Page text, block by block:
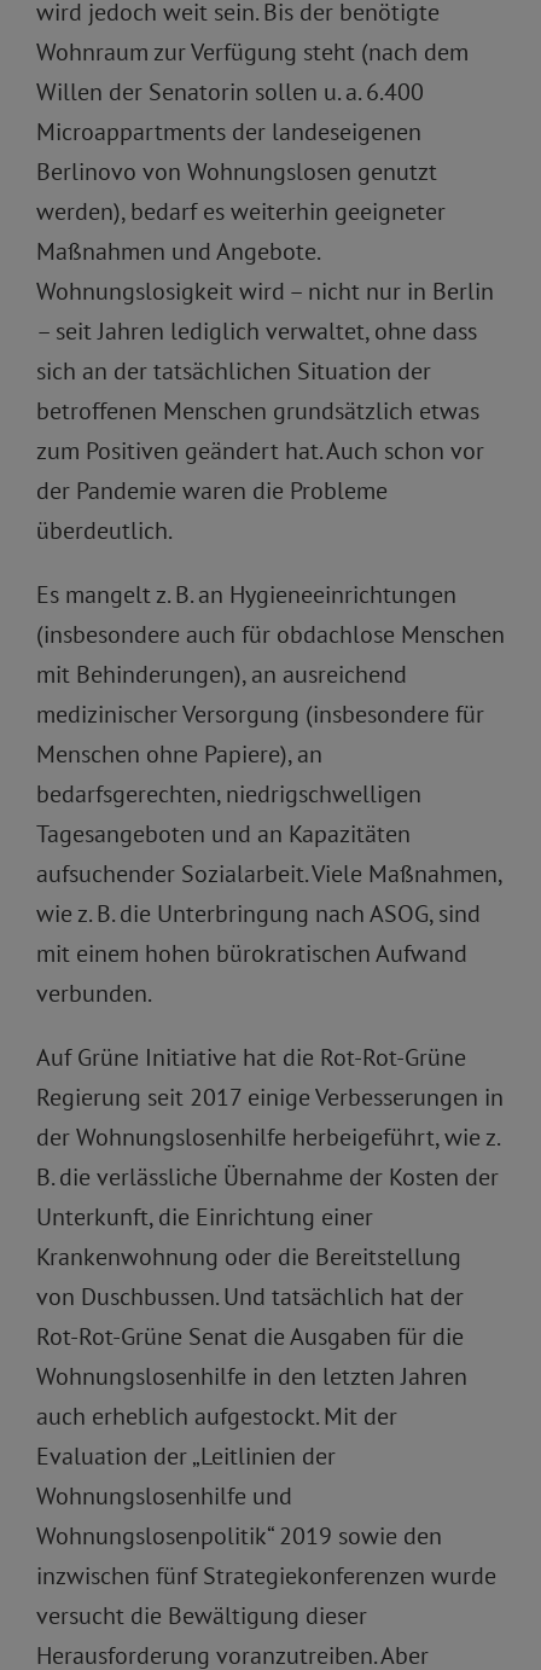
wird jedoch weit sein. Bis der benötigte
Wohnraum zur Verfügung steht (nach dem
Willen der Senatorin sollen u. a. 6.400
Microappartments der landeseigenen
Berlinovo von Wohnungslosen genutzt
werden), bedarf es weiterhin geeigneter
Maßnahmen und Angebote.
Wohnungslosigkeit wird – nicht nur in Berlin
– seit Jahren lediglich verwaltet, ohne dass
sich an der tatsächlichen Situation der
betroffenen Menschen grundsätzlich etwas
zum Positiven geändert hat. Auch schon vor
der Pandemie waren die Probleme
überdeutlich.
Es mangelt z. B. an Hygieneeinrichtungen
(insbesondere auch für obdachlose Menschen
mit Behinderungen), an ausreichend
medizinischer Versorgung (insbesondere für
Menschen ohne Papiere), an
bedarfsgerechten, niedrigschwelligen
Tagesangeboten und an Kapazitäten
aufsuchender Sozialarbeit. Viele Maßnahmen,
wie z. B. die Unterbringung nach ASOG, sind
mit einem hohen bürokratischen Aufwand
verbunden.
Auf Grüne Initiative hat die Rot-Rot-Grüne
Regierung seit 2017 einige Verbesserungen in
der Wohnungslosenhilfe herbeigeführt, wie z.
B. die verlässliche Übernahme der Kosten der
Unterkunft, die Einrichtung einer
Krankenwohnung oder die Bereitstellung
von Duschbussen. Und tatsächlich hat der
Rot-Rot-Grüne Senat die Ausgaben für die
Wohnungslosenhilfe in den letzten Jahren
auch erheblich aufgestockt. Mit der
Evaluation der „Leitlinien der
Wohnungslosenhilfe und
Wohnungslosenpolitik“ 2019 sowie den
inzwischen fünf Strategiekonferenzen wurde
versucht die Bewältigung dieser
Herausforderung voranzutreiben. Aber